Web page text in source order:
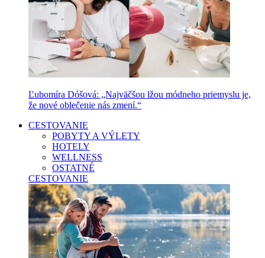
Ľubomíra Dóšová: „Najväčšou lžou módneho priemyslu je,
že nové oblečenie nás zmení.“
CESTOVANIE
POBYTY A VÝLETY
HOTELY
WELLNESS
OSTATNÉ
CESTOVANIE